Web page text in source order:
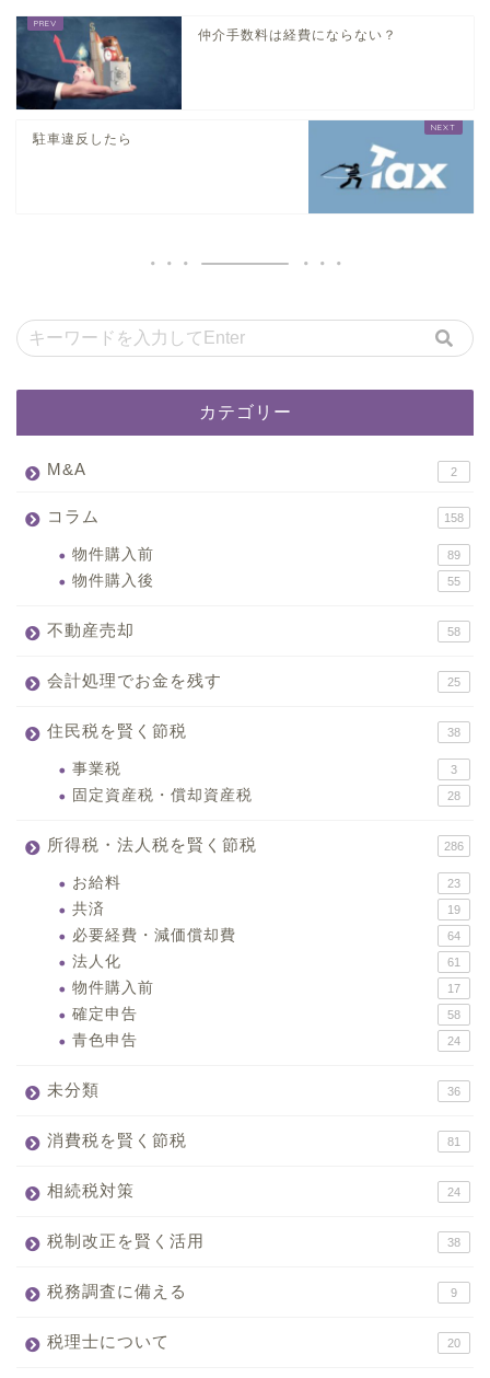
仲介手数料は経費にならない？
駐車違反したら
カテゴリー
M&A 2
コラム 158
物件購入前 89
物件購入後 55
不動産売却 58
会計処理でお金を残す 25
住民税を賢く節税 38
事業税 3
固定資産税・償却資産税 28
所得税・法人税を賢く節税 286
お給料 23
共済 19
必要経費・減価償却費 64
法人化 61
物件購入前 17
確定申告 58
青色申告 24
未分類 36
消費税を賢く節税 81
相続税対策 24
税制改正を賢く活用 38
税務調査に備える 9
税理士について 20